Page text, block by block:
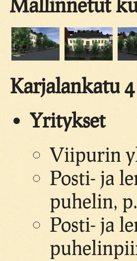
Karjalankatu 4
Yritykset
Viipurin
Posti- ja
puhelin,
Posti- ja